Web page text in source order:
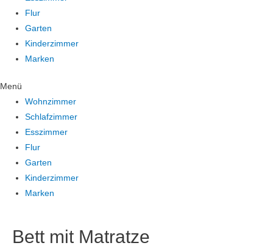
Flur
Garten
Kinderzimmer
Marken
Menü
Wohnzimmer
Schlafzimmer
Esszimmer
Flur
Garten
Kinderzimmer
Marken
Bett mit Matratze